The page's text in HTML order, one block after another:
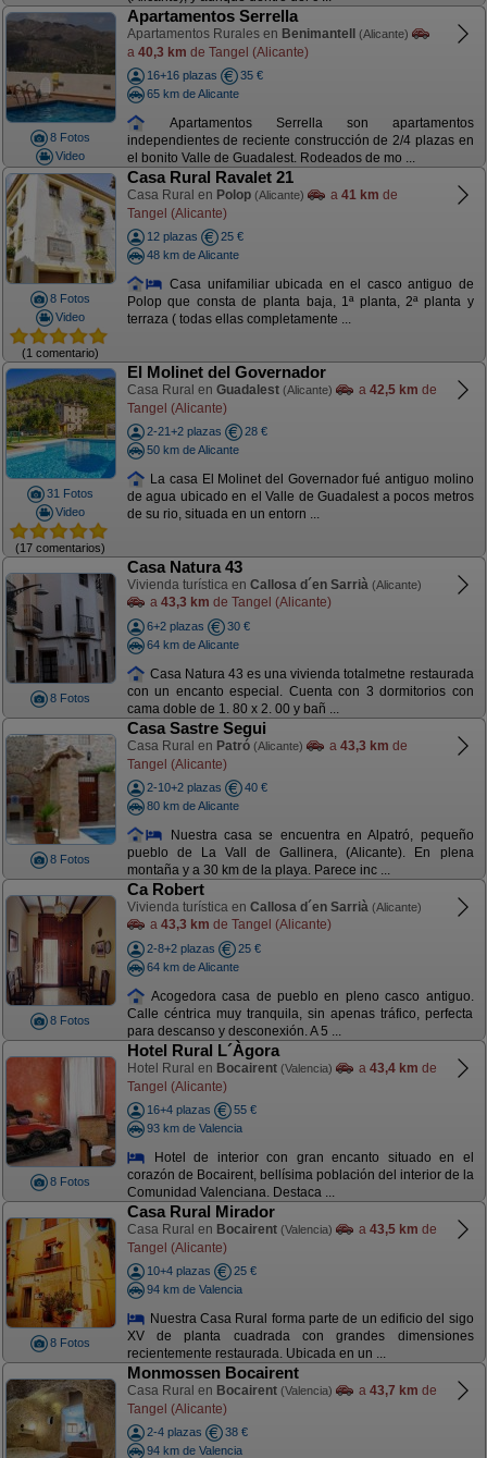
8 Fotos
Video
Apartamentos Serrella
Apartamentos Rurales en Benimantell (Alicante)
a 40,3 km de Tangel (Alicante)
16+16 plazas
35 €
65 km de Alicante
Apartamentos Serrella son apartamentos
independientes de reciente construcción de 2/4 plazas en
el bonito Valle de Guadalest. Rodeados de mo ...
8 Fotos
Video
(1 comentario)
Casa Rural Ravalet 21
Casa Rural en Polop (Alicante) a 41 km de
Tangel (Alicante)
12 plazas
25 €
48 km de Alicante
Casa unifamiliar ubicada en el casco antiguo de
Polop que consta de planta baja, 1ª planta, 2ª planta y
terraza ( todas ellas completamente ...
31 Fotos
Video
(17 comentarios)
El Molinet del Governador
Casa Rural en Guadalest (Alicante) a 42,5 km de
Tangel (Alicante)
2-21+2 plazas
28 €
50 km de Alicante
La casa El Molinet del Governador fué antiguo molino
de agua ubicado en el Valle de Guadalest a pocos metros
de su rio, situada en un entorn ...
8 Fotos
Casa Natura 43
Vivienda turística en Callosa d´en Sarrià (Alicante)
a 43,3 km de Tangel (Alicante)
6+2 plazas
30 €
64 km de Alicante
Casa Natura 43 es una vivienda totalmetne restaurada
con un encanto especial. Cuenta con 3 dormitorios con
cama doble de 1. 80 x 2. 00 y bañ ...
8 Fotos
Casa Sastre Segui
Casa Rural en Patró (Alicante) a 43,3 km de
Tangel (Alicante)
2-10+2 plazas
40 €
80 km de Alicante
Nuestra casa se encuentra en Alpatró, pequeño
pueblo de La Vall de Gallinera, (Alicante). En plena
montaña y a 30 km de la playa. Parece inc ...
8 Fotos
Ca Robert
Vivienda turística en Callosa d´en Sarrià (Alicante)
a 43,3 km de Tangel (Alicante)
2-8+2 plazas
25 €
64 km de Alicante
Acogedora casa de pueblo en pleno casco antiguo.
Calle céntrica muy tranquila, sin apenas tráfico, perfecta
para descanso y desconexión. A 5 ...
8 Fotos
Hotel Rural L´Àgora
Hotel Rural en Bocairent (Valencia) a 43,4 km de
Tangel (Alicante)
16+4 plazas
55 €
93 km de Valencia
Hotel de interior con gran encanto situado en el
corazón de Bocairent, bellísima población del interior de la
Comunidad Valenciana. Destaca ...
8 Fotos
Casa Rural Mirador
Casa Rural en Bocairent (Valencia) a 43,5 km de
Tangel (Alicante)
10+4 plazas
25 €
94 km de Valencia
Nuestra Casa Rural forma parte de un edificio del sigo
XV de planta cuadrada con grandes dimensiones
recientemente restaurada. Ubicada en un ...
Monmossen Bocairent
Casa Rural en Bocairent (Valencia) a 43,7 km de
Tangel (Alicante)
2-4 plazas
38 €
94 km de Valencia